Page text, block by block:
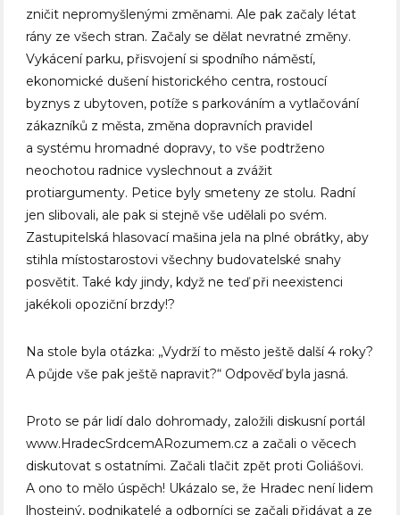
zničit nepromyšlenými změnami. Ale pak začaly létat
rány ze všech stran. Začaly se dělat nevratné změny.
Vykácení parku, přisvojení si spodního náměstí,
ekonomické dušení historického centra, rostoucí
byznys z ubytoven, potíže s parkováním a vytlačování
zákazníků z města, změna dopravních pravidel
a systému hromadné dopravy, to vše podtrženo
neochotou radnice vyslechnout a zvážit
protiargumenty. Petice byly smeteny ze stolu. Radní
jen slibovali, ale pak si stejně vše udělali po svém.
Zastupitelská hlasovací mašina jela na plné obrátky, aby
stihla místostarostovi všechny budovatelské snahy
posvětit. Také kdy jindy, když ne teď při neexistenci
jakékoli opoziční brzdy!?
Na stole byla otázka: „Vydrží to město ještě další 4 roky?
A půjde vše pak ještě napravit?“ Odpověď byla jasná.
Proto se pár lidí dalo dohromady, založili diskusní portál
www.HradecSrdcemARozumem.cz a začali o věcech
diskutovat s ostatními. Začali tlačit zpět proti Goliášovi.
A ono to mělo úspěch! Ukázalo se, že Hradec není lidem
lhostejný, podnikatelé a odborníci se začali přidávat a ze